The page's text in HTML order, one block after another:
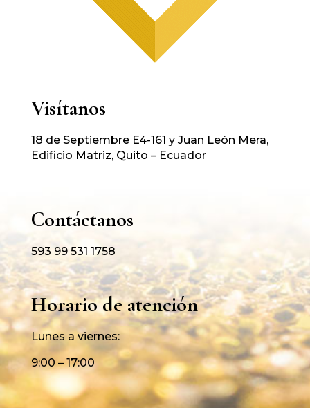
Visítanos
18 de Septiembre E4-161 y Juan León Mera,
Edificio Matriz, Quito – Ecuador
Contáctanos
593 99 531 1758
Horario de atención
Lunes a viernes:
9:00 – 17:00